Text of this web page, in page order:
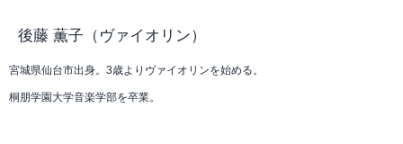
後藤 薫子 （ヴァイオリン）
宮城県仙台市出身。3歳よりヴァイオリンを始める。
桐朋学園大学音楽学部を卒業。